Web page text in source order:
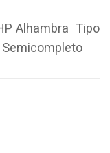
Alhambra Tipo